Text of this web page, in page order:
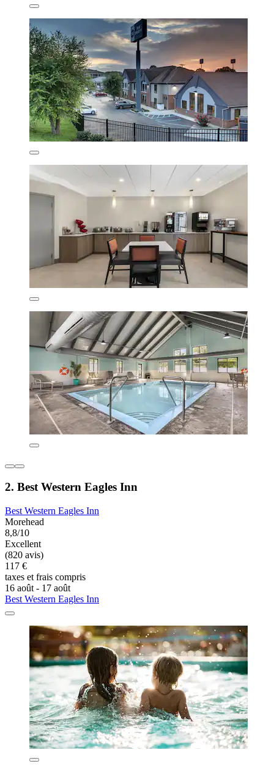
2. Best Western Eagles Inn
Best Western Eagles Inn
Morehead
8,8/10
Excellent
(820 avis)
117 €
taxes et frais compris
16 août - 17 août
Best Western Eagles Inn